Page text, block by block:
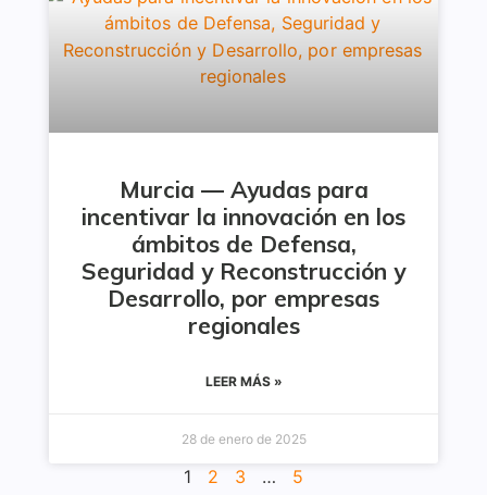
Murcia — Ayudas para
incentivar la innovación en los
ámbitos de Defensa,
Seguridad y Reconstrucción y
Desarrollo, por empresas
regionales
LEER MÁS »
28 de enero de 2025
1 2 3 … 5